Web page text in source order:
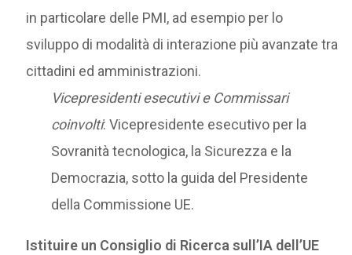
in particolare delle PMI, ad esempio per lo
sviluppo di modalità di interazione più avanzate tra
cittadini ed amministrazioni.
Vicepresidenti esecutivi e Commissari
coinvolti: Vicepresidente esecutivo per la
Sovranità tecnologica, la Sicurezza e la
Democrazia, sotto la guida del Presidente
della Commissione UE.
Istituire un Consiglio di Ricerca sull’IA dell’UE